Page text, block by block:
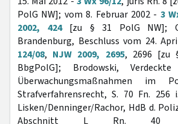
PolG NW]; vom 8. Februar 2002 - 3
2002, 424[zu § 31 PolG NW];
Brandenburg, Beschluss vom 24.
124/08, NJW 2009, 2695, 2696 [zu
BbgPolG]; Brodowski, Verdeckte
Überwachungsmaßnahmen im
Strafverfahrensrecht, S. 70 Fn. 256
Lisken/Denninger/Rachor, HdB d.
Abschnitt L Rn.